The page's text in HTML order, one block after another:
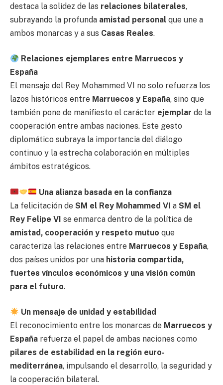
destaca la solidez de las relaciones bilaterales,
subrayando la profunda amistad personal que une a
ambos monarcas y a sus Casas Reales.
Relaciones ejemplares entre Marruecos y
España
El mensaje del Rey Mohammed VI no solo refuerza los
lazos históricos entre Marruecos y España, sino que
también pone de manifiesto el carácter ejemplar de la
cooperación entre ambas naciones. Este gesto
diplomático subraya la importancia del diálogo
continuo y la estrecha colaboración en múltiples
ámbitos estratégicos.
Una alianza basada en la confianza
La felicitación de SM el Rey Mohammed VI a SM el
Rey Felipe VI se enmarca dentro de la política de
amistad, cooperación y respeto mutuo que
caracteriza las relaciones entre Marruecos y España,
dos países unidos por una historia compartida,
fuertes vínculos económicos y una visión común
para el futuro.
Un mensaje de unidad y estabilidad
El reconocimiento entre los monarcas de Marruecos y
España refuerza el papel de ambas naciones como
pilares de estabilidad en la región euro-
mediterránea, impulsando el desarrollo, la seguridad y
la cooperación bilateral.